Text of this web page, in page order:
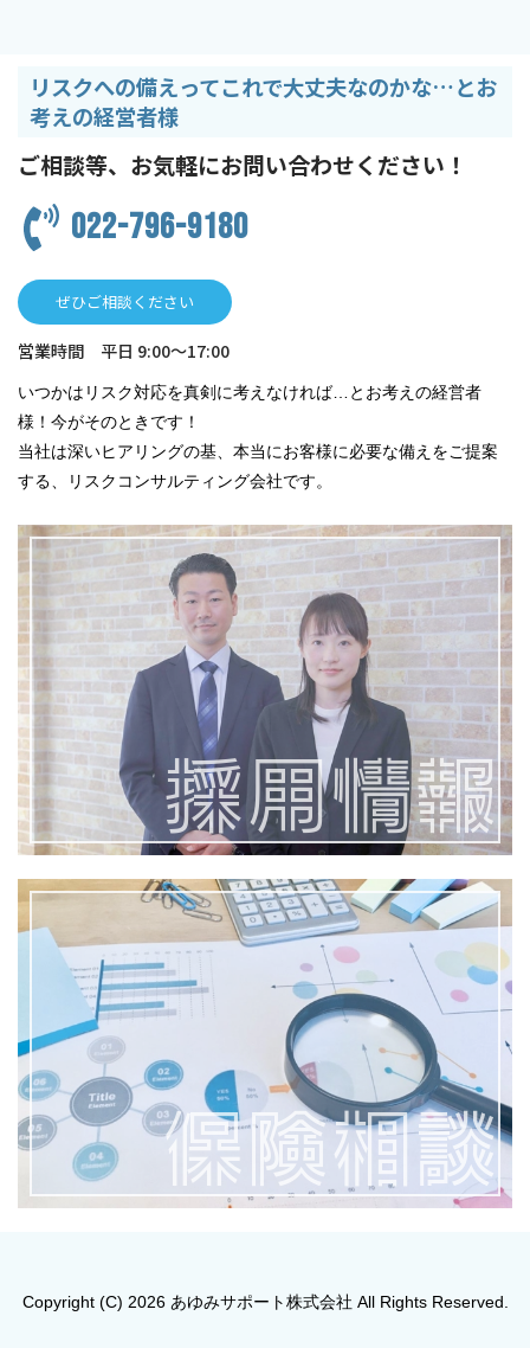
リスクへの備えってこれで大丈夫なのかな…とお
考えの経営者様
ご相談等、お気軽にお問い合わせください！
022-796-9180
ぜひご相談ください
営業時間 平日 9:00～17:00
いつかはリスク対応を真剣に考えなければ…とお考えの経営者
様！今がそのときです！
当社は深いヒアリングの基、本当にお客様に必要な備えをご提案
する、リスクコンサルティング会社です。
採用情報
保険相談
Copyright (C) 2026 あゆみサポート株式会社 All Rights Reserved.